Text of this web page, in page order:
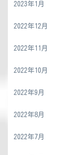
2023年1月
2022年12月
2022年11月
2022年10月
2022年9月
2022年8月
2022年7月